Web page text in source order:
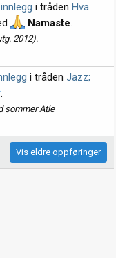
i tråden Hva
Namaste.
2012).
i tråden Jazz;
.
sommer Atle
Vis eldre oppføringer